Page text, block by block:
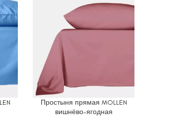
ВЫБЕРИТЕ ПАРАМЕТРЫ
Простыня прямая MOLLEN
вишнёво-ягодная